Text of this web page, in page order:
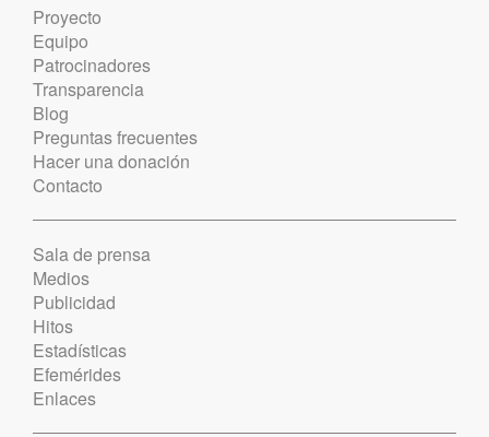
Proyecto
Equipo
Patrocinadores
Transparencia
Blog
Preguntas frecuentes
Hacer una donación
Contacto
Sala de prensa
Medios
Publicidad
Hitos
Estadísticas
Efemérides
Enlaces